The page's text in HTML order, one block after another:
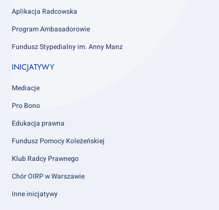
Aplikacja Radcowska
Program Ambasadorowie
Fundusz Stypedialny im. Anny Manz
INICJATYWY
Mediacje
Pro Bono
Edukacja prawna
Fundusz Pomocy Koleżeńskiej
Klub Radcy Prawnego
Chór OIRP w Warszawie
Inne inicjatywy